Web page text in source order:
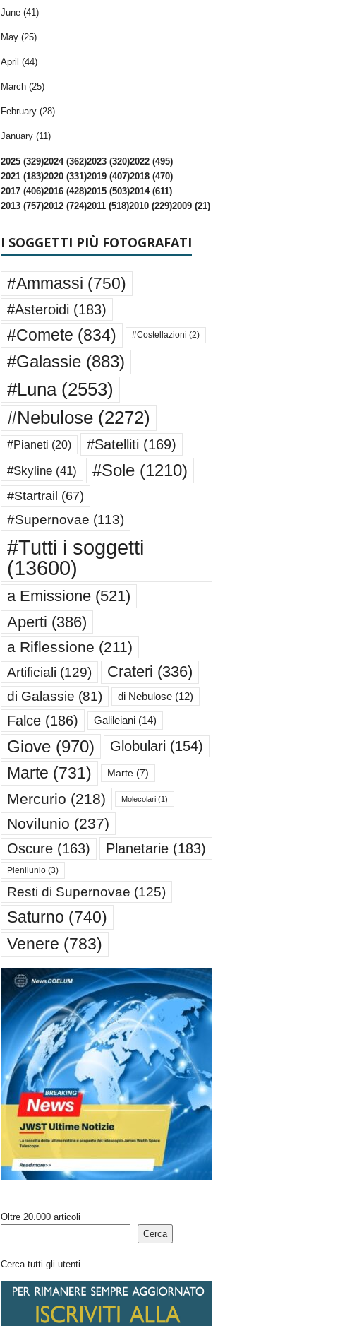
June (41)
May (25)
April (44)
March (25)
February (28)
January (11)
2025 (329)2024 (362)2023 (320)2022 (495)
2021 (183)2020 (331)2019 (407)2018 (470)
2017 (406)2016 (428)2015 (503)2014 (611)
2013 (757)2012 (724)2011 (518)2010 (229)2009 (21)
I SOGGETTI PIÙ FOTOGRAFATI
#Ammassi (750)
#Asteroidi (183)
#Comete (834) #Costellazioni (2)
#Galassie(883)
#Luna(2553)
#Nebulose(2272)
#Pianeti (20) #Satelliti (169)
#Skyline(41) #Sole(1210)
#Startrail (67)
#Supernovae (113)
#Tutti i soggetti
(13600)
a Emissione(521)
Aperti (386)
a Riflessione (211)
Artificiali (129) Crateri (336)
di Galassie (81) di Nebulose(12)
Falce(186) Galileiani(14)
Giove(970) Globulari (154)
Marte (731) Marte(7)
Mercurio (218) Molecolari(1)
Novilunio (237)
Oscure(163) Planetarie(183)
Plenilunio(3)
Resti di Supernovae (125)
Saturno (740)
Venere (783)
Oltre 20.000 articoli
Cerca
Cerca tutti gli utenti